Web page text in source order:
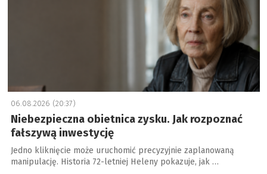
06.08.2026 (20:37)
Niebezpieczna obietnica zysku. Jak rozpoznać
fałszywą inwestycję
Jedno kliknięcie może uruchomić precyzyjnie zaplanowaną
manipulację. Historia 72-letniej Heleny pokazuje, jak …